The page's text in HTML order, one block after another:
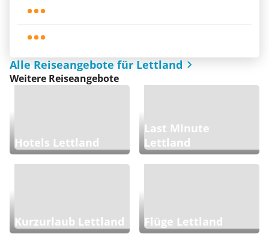
Alle Reiseangebote für Lettland
Weitere Reiseangebote
Hotels Lettland
Last Minute
Lettland
Kurzurlaub Lettland Flüge Lettland